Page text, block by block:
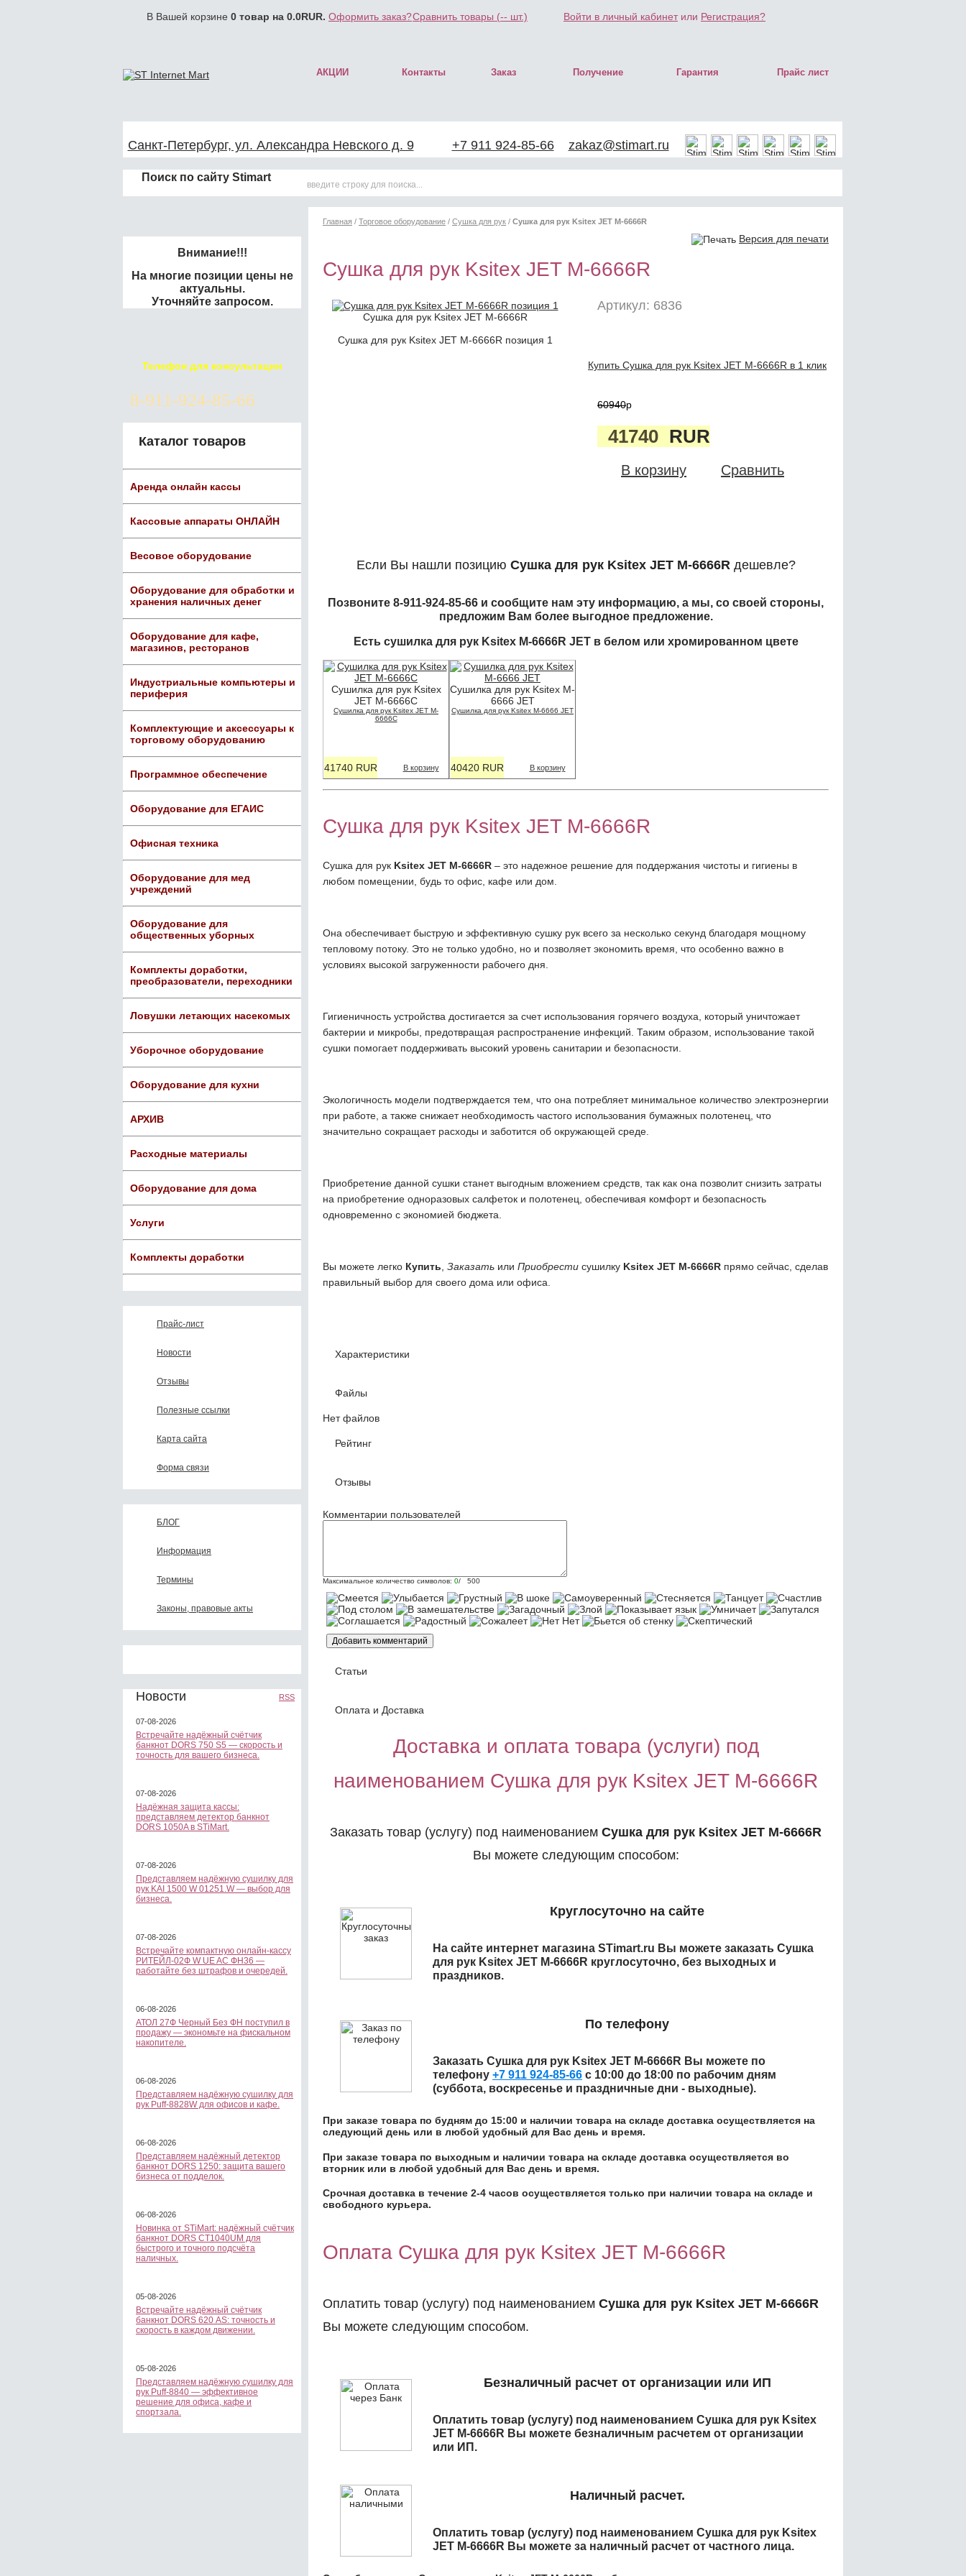
В Вашей корзине 0 товар на 0.0RUR. Оформить заказ?Сравнить товары (-- шт.) Войти в личный кабинетили Регистрация?
АКЦИИ Контакты Заказ Получение Гарантия Прайс лист
Санкт-Петербург, ул. Александра Невского д. 9 +7 911 924-85-66 zakaz@stimart.ru
Поиск по сайту Stimart
Внимание!!!
На многие позиции цены не
актуальны.
Уточняйте запросом.
Телефон для консультации
8-911-924-85-66
Каталог товаров
Аренда онлайн кассы
Кассовые аппараты ОНЛАЙН
Весовое оборудование
Оборудование для обработки и
хранения наличных денег
Оборудование для кафе,
магазинов, ресторанов
Индустриальные компьютеры и
периферия
Комплектующие и аксессуары к
торговому оборудованию
Программное обеспечение
Оборудование для ЕГАИС
Офисная техника
Оборудование для мед
учреждений
Оборудование для
общественных уборных
Комплекты доработки,
преобразователи, переходники
Ловушки летающих насекомых
Уборочное оборудование
Оборудование для кухни
АРХИВ
Расходные материалы
Оборудование для дома
Услуги
Комплекты доработки
Прайс-лист
Новости
Отзывы
Полезные ссылки
Карта сайта
Форма связи
БЛОГ
Информация
Термины
Законы, правовые акты
Новости RSS
07-08-2026
Встречайте надёжный счётчик
банкнот DORS 750 S5 — скорость и
точность для вашего бизнеса.
07-08-2026
Надёжная защита кассы:
представляем детектор банкнот
DORS 1050A в STiMart.
07-08-2026
Представляем надёжную сушилку для
рук KAI 1500 W 01251.W — выбор для
бизнеса.
07-08-2026
Встречайте компактную онлайн-кассу
РИТЕЙЛ-02Ф W UE AC ФН36 —
работайте без штрафов и очередей.
06-08-2026
АТОЛ 27Ф Черный Без ФН поступил в
продажу — экономьте на фискальном
накопителе.
06-08-2026
Представляем надёжную сушилку для
рук Puff-8828W для офисов и кафе.
06-08-2026
Представляем надёжный детектор
банкнот DORS 1250: защита вашего
бизнеса от подделок.
06-08-2026
Новинка от STiMart: надёжный счётчик
банкнот DORS CT1040UM для
быстрого и точного подсчёта
наличных.
05-08-2026
Встречайте надёжный счётчик
банкнот DORS 620 АS: точность и
скорость в каждом движении.
05-08-2026
Представляем надёжную сушилку для
рук Puff-8840 — эффективное
решение для офиса, кафе и
спортзала.
Главная / Торговое оборудование / Сушка для рук / Сушка для рук Ksitex JET M-6666R
Версия для печати
Сушка для рук Ksitex JET M-6666R
Сушка для рук Ksitex JET M-6666R
Сушка для рук Ksitex JET M-6666R позиция 1
Артикул: 6836
Купить Сушка для рук Ksitex JET M-6666R в 1 клик
60940p
41740 RUR
В корзину Сравнить
Если Вы нашли позицию Сушка для рук Ksitex JET M-6666Rдешевле?
Позвоните 8-911-924-85-66 и сообщите нам эту информацию, а мы, со своей стороны,
предложим Вам более выгодное предложение.
Есть сушилка для рук Ksitex M-6666R JET в белом или хромированном цвете
Сушилка для рук Ksitex
JET M-6666С
Сушилка для рук Ksitex JET M-
6666С
41740 RUR В корзину
Сушилка для рук Ksitex M-
6666 JET
Сушилка для рук Ksitex M-6666 JET
40420 RUR В корзину
Сушка для рук Ksitex JET M-6666R
Сушка для рук Ksitex JET M-6666R – это надежное решение для поддержания чистоты и гигиены в
любом помещении, будь то офис, кафе или дом.
Она обеспечивает быструю и эффективную сушку рук всего за несколько секунд благодаря мощному
тепловому потоку. Это не только удобно, но и позволяет экономить время, что особенно важно в
условиях высокой загруженности рабочего дня.
Гигиеничность устройства достигается за счет использования горячего воздуха, который уничтожает
бактерии и микробы, предотвращая распространение инфекций. Таким образом, использование такой
сушки помогает поддерживать высокий уровень санитарии и безопасности.
Экологичность модели подтверждается тем, что она потребляет минимальное количество электроэнергии
при работе, а также снижает необходимость частого использования бумажных полотенец, что
значительно сокращает расходы и заботится об окружающей среде.
Приобретение данной сушки станет выгодным вложением средств, так как она позволит снизить затраты
на приобретение одноразовых салфеток и полотенец, обеспечивая комфорт и безопасность
одновременно с экономией бюджета.
Вы можете легко Купить Заказать или Приобрести сушилку Ksitex JET M-6666R прямо сейчас, сделав
правильный выбор для своего дома или офиса.
Характеристики
Файлы
Нет файлов
Рейтинг
Отзывы
Комментарии пользователей
Максимальное количество символов: 0/ 500
Статьи
Оплата и Доставка
Доставка и оплата товара (услуги) под
наименованием Сушка для рук Ksitex JET M-6666R
Заказать товар (услугу) под наименованием Сушка для рук Ksitex JET M-6666R
Вы можете следующим способом:
Круглосуточно на сайте
На сайте интернет магазина STimart.ru Вы можете заказать Сушка
для рук Ksitex JET M-6666R круглосуточно, без выходных и
праздников.
По телефону
Заказать Сушка для рук Ksitex JET M-6666R Вы можете по
телефону +7 911 924-85-66 с 10:00 до 18:00 по рабочим дням
(суббота, воскресенье и праздничные дни - выходные).
При заказе товара по будням до 15:00 и наличии товара на складе доставка осуществляется на
следующий день или в любой удобный для Вас день и время.
При заказе товара по выходным и наличии товара на складе доставка осуществляется во
вторник или в любой удобный для Вас день и время.
Срочная доставка в течение 2-4 часов осуществляется только при наличии товара на складе и
свободного курьера.
Оплата Сушка для рук Ksitex JET M-6666R
Оплатить товар (услугу) под наименованием Сушка для рук Ksitex JET M-6666R
Вы можете следующим способом.
Безналичный расчет от организации или ИП
Оплатить товар (услугу) под наименованием Сушка для рук Ksitex
JET M-6666R Вы можете безналичным расчетем от организации
или ИП.
Наличный расчет.
Оплатить товар (услугу) под наименованием Сушка для рук Ksitex
JET M-6666R Вы можете за наличный расчет от частного лица.